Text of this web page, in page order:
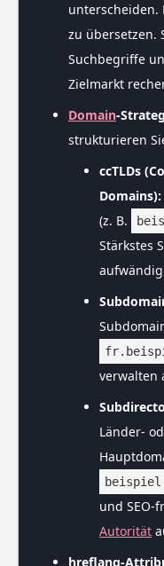
unterscheiden.
zu übersetzen.
Suchbegriffe
Zielmarkt
Domain-
strukturieren
ccTLDs
Domains):
(z. B.
Stärkstes
verwalten
Länder-
und SEO-
Autorität
hreflang-